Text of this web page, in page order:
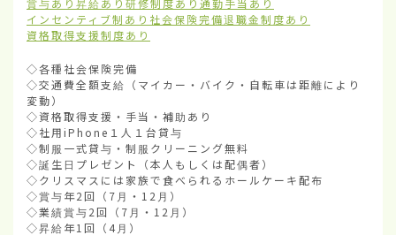
インセンティブ制あり 社会保険完備退職金制度あり
資格取得支援制度あり
◇各種社会保険完備
◇交通費全額支給（マイカー・バイク・自転車は距離により
変動）
◇資格取得支援・手当・補助あり
◇社用iPhone１人１台貸与
◇制服一式貸与・制服クリーニング無料
◇誕生日プレゼント（本人もしくは配偶者）
◇クリスマスには家族で食べられるホールケーキ配布
◇賞与年2回（7月・12月）
◇業績賞与2回（7月・12月）
◇昇給年1回（4月）